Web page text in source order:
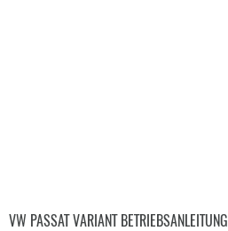
VW PASSAT VARIANT BETRIEBSANLEITUNG